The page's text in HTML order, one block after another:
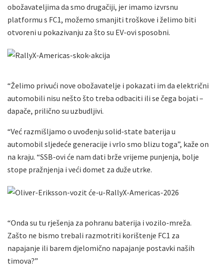
obožavateljima da smo drugačiji, jer imamo izvrsnu
platformu s FC1, možemo smanjiti troškove i želimo biti
otvoreni u pokazivanju za što su EV-ovi sposobni.
“Želimo privući nove obožavatelje i pokazati im da električni
automobili nisu nešto što treba odbaciti ili se čega bojati –
dapače, prilično su uzbudljivi.
“Već razmišljamo o uvođenju solid-state baterija u
automobil sljedeće generacije i vrlo smo blizu toga”, kaže on
na kraju. “SSB-ovi će nam dati brže vrijeme punjenja, bolje
stope pražnjenja i veći domet za duže utrke.
“Onda su tu rješenja za pohranu baterija i vozilo-mreža.
Zašto ne bismo trebali razmotriti korištenje FC1 za
napajanje ili barem djelomično napajanje postavki naših
timova?”